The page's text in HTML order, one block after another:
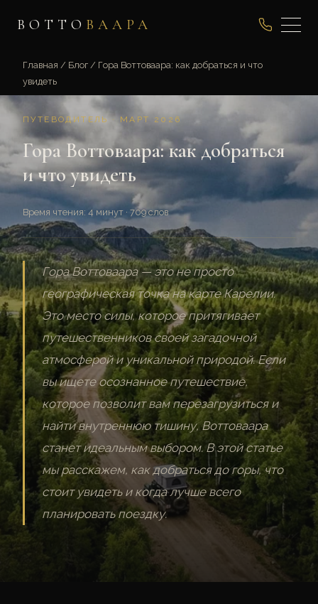
ВОТТО ВААРА
Главная / Блог / Гора Воттоваара: как добраться и что
увидеть
ПУТЕВОДИТЕЛЬ · МАРТ 2026
Гора Воттоваара: как добраться
и что увидеть
Время чтения: 4 минут · 709 слов
Гора Воттоваара — это не просто
географическая точка на карте Карелии.
Это место силы, которое притягивает
путешественников своей загадочной
атмосферой и уникальной природой. Если
вы ищете осознанное путешествие,
которое позволит вам перезагрузиться и
найти внутреннюю тишину, Воттоваара
станет идеальным выбором. В этой статье
мы расскажем, как добраться до горы, что
стоит увидеть и когда лучше всего
планировать поездку.